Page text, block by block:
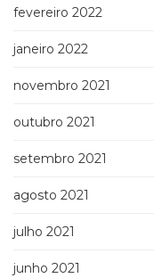
fevereiro 2022
janeiro 2022
novembro 2021
outubro 2021
setembro 2021
agosto 2021
julho 2021
junho 2021